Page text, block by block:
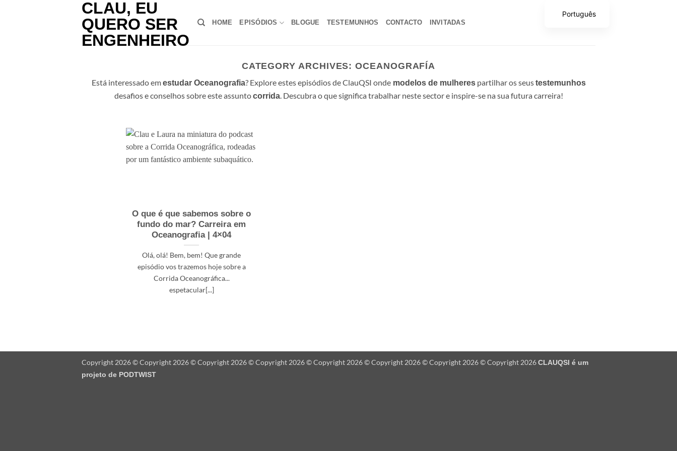
HOME EPISÓDIOS BLOGUE TESTEMUNHOS CONTACTO INVITADAS
CATEGORY ARCHIVES:OCEANOGRAFÍA
Está interessado emestudar Oceanografia? Explore estes episódios de ClauQSI ondemodelos de mulherespartilhar os seustestemunhos
desafios e conselhos sobre este assuntocorrida. Descubra o que significa trabalhar neste sector e inspire-se na sua futura carreira!
O que é que sabemos sobre o
fundo do mar? Carreira em
Oceanografia | 4×04
Olá, olá! Bem, bem! Que grande
episódio vos trazemos hoje sobre a
Corrida Oceanográfica...
espetacular[...]
Copyright 2026 © Copyright 2026 © Copyright 2026 © Copyright 2026 © Copyright 2026 © Copyright 2026 © Copyright 2026 © Copyright 2026CLAUQSI é um
projeto de PODTWIST
Português